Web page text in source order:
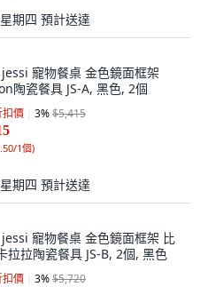
期四 預計送達
寵物餐桌 金色鏡面框架
陶瓷餐具 JS-A, 黑色, 2個
扣價 3%$5,415
1個)
期四 預計送達
寵物餐桌 金色鏡面框架 比
拉拉陶瓷餐具 JS-B, 2個, 黑色
扣價 3%$5,720